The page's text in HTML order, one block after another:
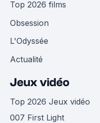
Top 2026 films
Obsession
L'Odyssée
Actualité
Jeux vidéo
Top 2026 Jeux vidéo
007 First Light